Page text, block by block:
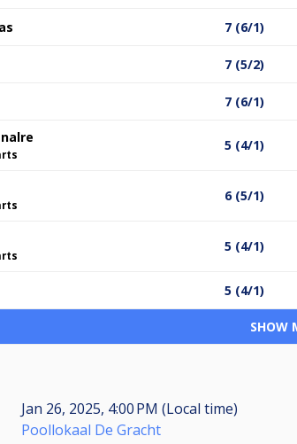
7 (6/1)
7 (5/2)
7 (6/1)
5 (4/1)
6 (5/1)
5 (4/1)
5 (4/1)
SHOW
Jan 26, 2025, 4:00 PM (Local time)
Poollokaal De Gracht